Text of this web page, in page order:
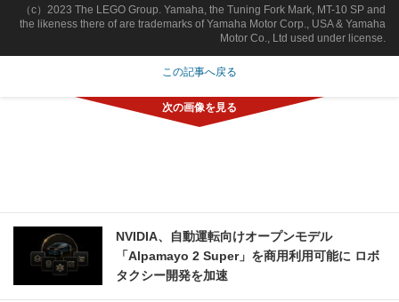
（c）2023 The LEGO Group. Yamaha, the Tuning Fork Mark, MT-10 SP and
the likeness there of are trademarks of Yamaha Motor Corp., USA & Yamaha
Motor Co., Ltd used under license.
この記事へ戻る
NVIDIA、自動運転向けオープンモデル
「Alpamayo 2 Super」を商用利用可能に ロボ
タクシー開発を加速